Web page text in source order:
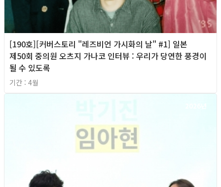
[190호][커버스토리 "레즈비언 가시화의 날" #1] 일본
제50회 중의원 오츠지 가나코 인터뷰 : 우리가 당연한 풍경이
될 수 있도록
기간 : 4월